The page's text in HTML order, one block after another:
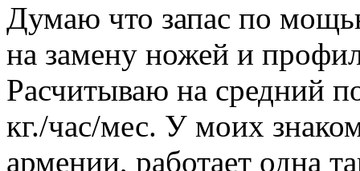
Думаю что запас по
на замену ножей и
Расчитываю на средний
кг./час/мес. У моих
армении, работает одна